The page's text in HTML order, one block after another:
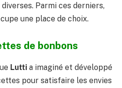
Parmi ces derniers,
une place de choix.
de bonbons
Lutti a imaginé et développé
pour satisfaire les envies